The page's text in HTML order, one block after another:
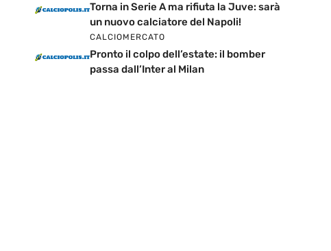
Torna in Serie A ma rifiuta la Juve: sarà
un nuovo calciatore del Napoli!
CALCIOMERCATO
Pronto il colpo dell’estate: il bomber
passa dall’Inter al Milan